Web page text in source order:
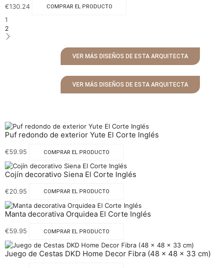
€130.24 COMPRAR EL PRODUCTO
1
2
VER MÁS DISEÑOS DE ESTA ARQUITECTA
VER MÁS DISEÑOS DE ESTA ARQUITECTA
Puf redondo de exterior Yute El Corte Inglés
€59.95 COMPRAR EL PRODUCTO
Cojín decorativo Siena El Corte Inglés
€20.95 COMPRAR EL PRODUCTO
Manta decorativa Orquidea El Corte Inglés
€59.95 COMPRAR EL PRODUCTO
Juego de Cestas DKD Home Decor Fibra (48 x 48 x 33 cm)